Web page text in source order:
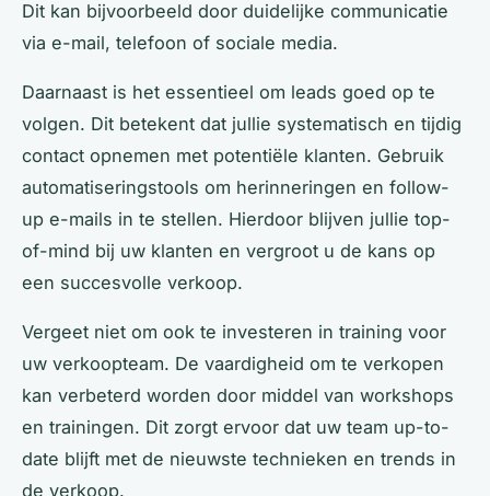
Dit kan bijvoorbeeld door duidelijke communicatie
via e-mail, telefoon of sociale media.
Daarnaast is het essentieel om leads goed op te
volgen. Dit betekent dat jullie systematisch en tijdig
contact opnemen met potentiële klanten. Gebruik
automatiseringstools om herinneringen en follow-
up e-mails in te stellen. Hierdoor blijven jullie top-
of-mind bij uw klanten en vergroot u de kans op
een succesvolle verkoop.
Vergeet niet om ook te investeren in training voor
uw verkoopteam. De vaardigheid om te verkopen
kan verbeterd worden door middel van workshops
en trainingen. Dit zorgt ervoor dat uw team up-to-
date blijft met de nieuwste technieken en trends in
de verkoop.